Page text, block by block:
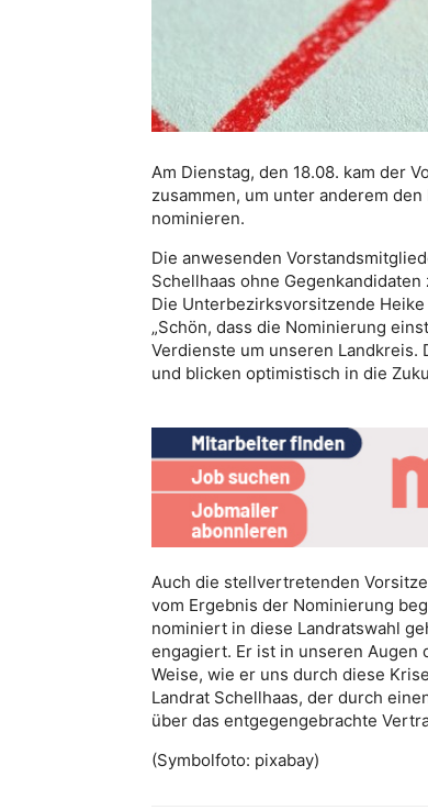
Am Dienstag, den 18.08. kam der
zusammen, um unter anderem
nominieren.
Die anwesenden
Schellhaas ohne
Die Unterbezirksvorsitzende
„Schön, dass die Nominierung
Verdienste um unseren Landkreis.
und blicken optimistisch in die
Auch die stellvertretenden
vom Ergebnis der Nominierung
nominiert in diese Landratswahl
engagiert. Er ist in unseren Augen
Weise, wie er uns durch diese
Landrat Schellhaas, der durch
über das entgegengebrachte
(Symbolfoto: pixabay)